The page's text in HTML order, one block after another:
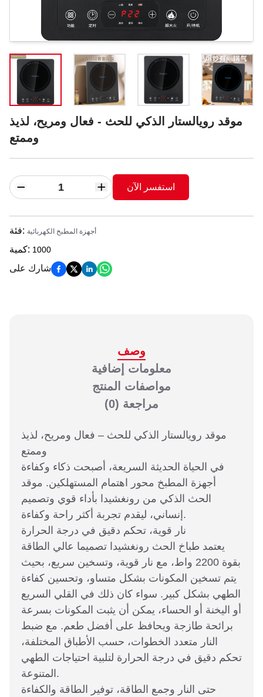
موقد رويالستار الذكي للحث - فعال ومريح، لذيذ
وممتع
استفسر الآن
فئة: أجهزة المطبخ الكهربائية
كمية: 1000
شارك على
وصف
معلومات إضافية
مواصفات المنتج
مراجعة (0)
موقد رويالستار الذكي للحث – فعال ومريح، لذيذ
وممتع
في الحياة الحديثة السريعة، أصبحت ذكاء وكفاءة
أجهزة المطبخ محور اهتمام المستهلكين. موقد
الحث الذكي من رونغشيدا بأداء قوي وتصميم
إنساني، ليقدم تجربة أكثر راحة وكفاءة.
نار قوية، تحكم دقيق في درجة الحرارة
يعتمد طباخ الحث رونغشيدا تصميما عالي الطاقة
بقوة 2200 واط، مع نار قوية، وتسخين سريع، بحيث
يتم تسخين المكونات بشكل متساو، وتحسين كفاءة
الطهي بشكل كبير. سواء كان ذلك في القلي السريع
أو اليخنة أو الحساء، يمكن أن يثبت المكونات بسرعة
برائحة طازجة ويحافظ على أفضل طعم. مع ضبط
النار متعدد الخطوات، حسب الأطباق المختلفة،
تحكم دقيق في درجة الحرارة لتلبية احتياجات الطهي
المتنوعة.
حتى النار وجمع الطاقة، توفير الطاقة والكفاءة